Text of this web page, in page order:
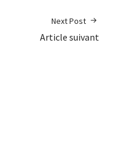
Next Post
Article suivant